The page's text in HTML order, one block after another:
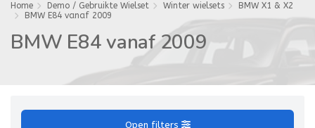
Home Demo / Gebruikte Wielset Winter wielsets
BMW X1 & X2
BMW E84 vanaf 2009
BMW E84 vanaf 2009
Open filters